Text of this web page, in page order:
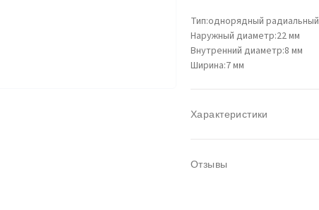
Тип:однорядный радиальный
Наружный диаметр:22 мм
Внутренний диаметр:8 мм
Ширина:7 мм
Характеристики
Отзывы